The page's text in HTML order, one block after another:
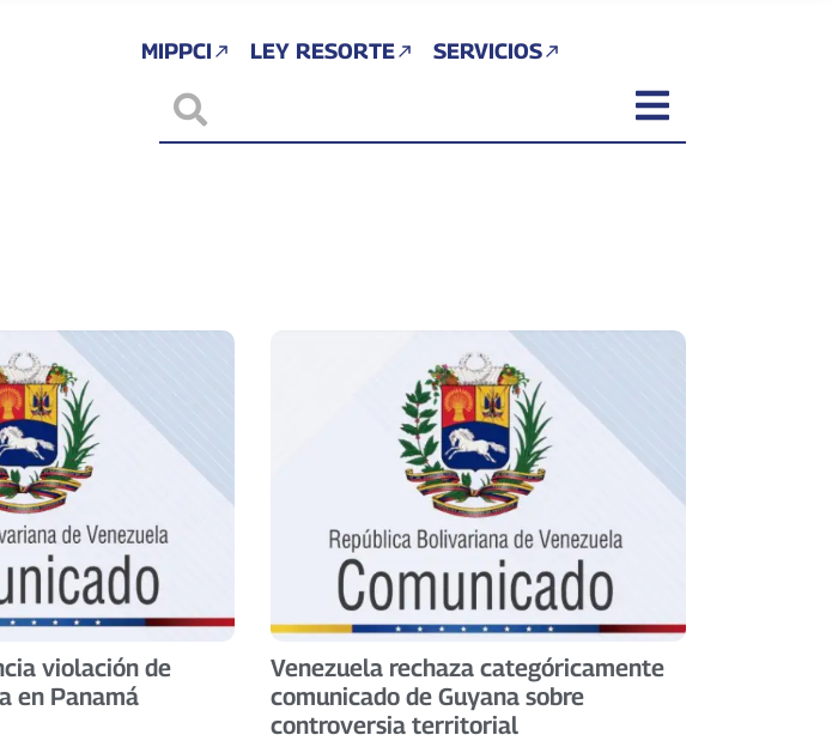
MIPPCI LEY RESORTE SERVICIOS
violación de
en Panamá
Venezuela rechaza categóricamente
comunicado de Guyana sobre
controversia territorial